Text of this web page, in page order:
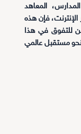
المعاهد
الإنترنت، فإن هذه
للتفوق في هذا
نحو مستقبل عالمي